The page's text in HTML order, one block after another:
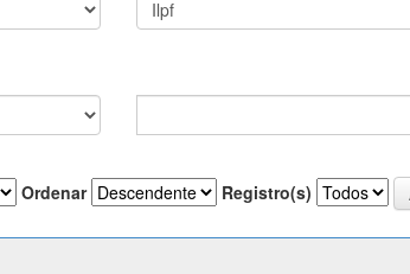
Ordenar Registro(s)